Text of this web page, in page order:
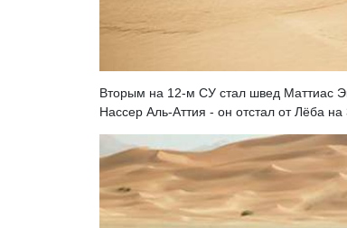
Вторым на 12-м СУ стал швед Маттиас
Нассер Аль-Аттия - он отстал от Лёба